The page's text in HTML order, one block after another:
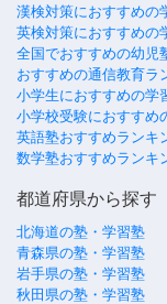
漢検対策におすすめの
英検対策におすすめの
全国でおすすめの幼児
おすすめの通信教育ラ
小学生におすすめの学
小学校受験におすすめ
英語塾おすすめランキ
数学塾おすすめランキ
都道府県から探す
北海道の塾・学習塾
青森県の塾・学習塾
岩手県の塾・学習塾
秋田県の塾・学習塾